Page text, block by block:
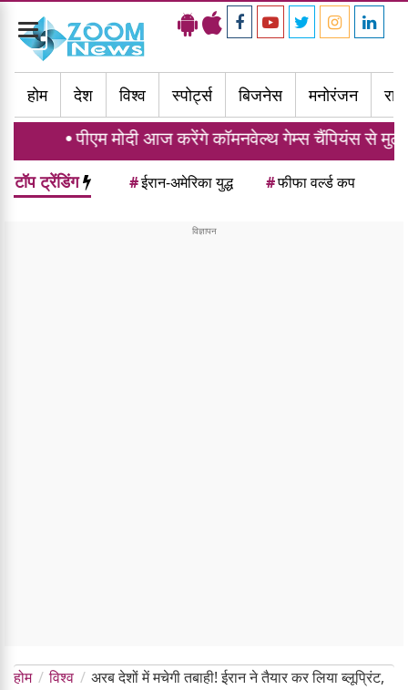
Toggle
navigation
होम
देश विश्व स्पोर्ट्स बिजनेस मनोरंजन
मोदी आज करेंगे कॉमनवेल्थ गेम्स चैंपियंस से मुलाकात, भारत ने
टॉप ट्रेंडिंग #ईरान-अमेरिका युद्ध #फीफा वर्ल्ड कप
होम विश्व
अरब देशों में मचेगी तबाही! ईरान ने तैयार कर लिया ब्लूप्रिंट,